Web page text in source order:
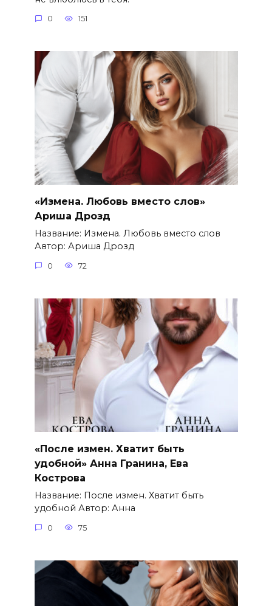
0 151
«Измена. Любовь вместо слов»
Ариша Дрозд
Название: Измена. Любовь вместо слов
Автор: Ариша Дрозд
0 72
«После измен. Хватит быть
удобной» Анна Гранина, Ева
Кострова
Название: После измен. Хватит быть
удобной Автор: Анна
0 75